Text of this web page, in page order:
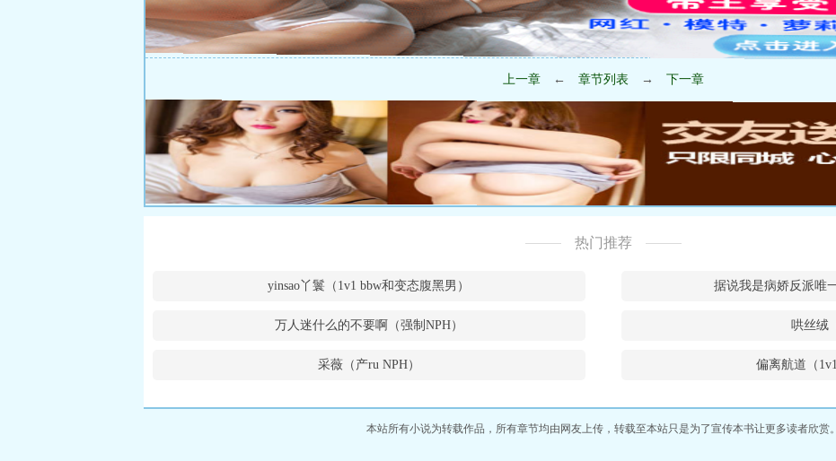
上一章 ← 章节列表 → 下一章
热门推荐
yinsao丫鬟（1v1 bbw和变态腹黑男） 据说我是病娇反派唯
万人迷什么的不要啊（强制NPH） 哄丝绒
采薇（产ru NPH） 偏离航道（
本站所有小说为转载作品，所有章节均由网友上传，转载至本站只是为了宣传本书让更多读者欣赏。